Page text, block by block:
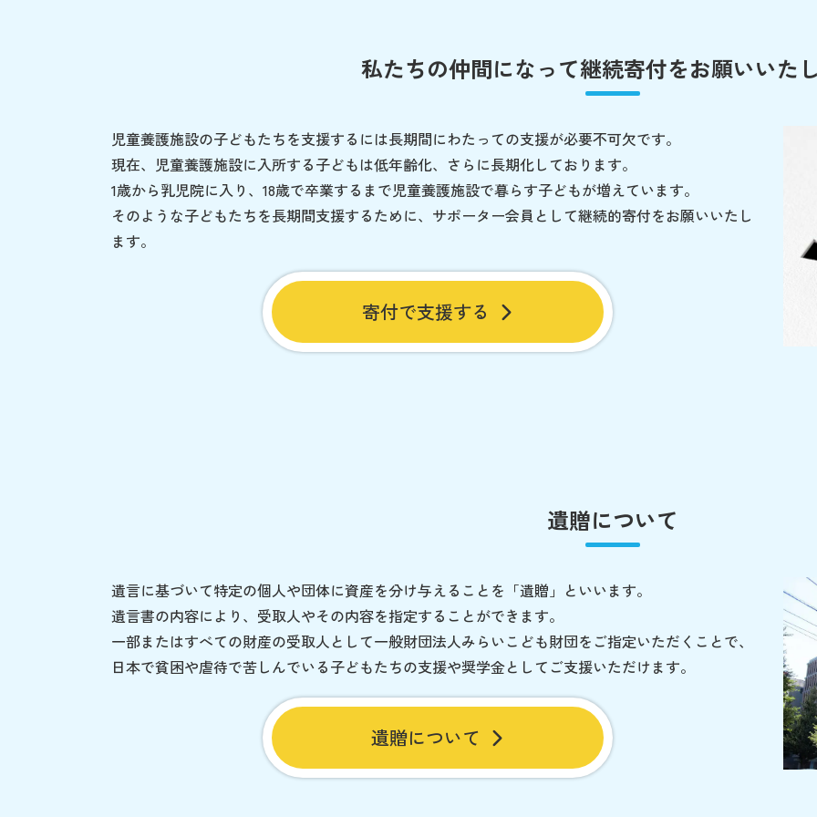
私たちの仲間になって継続寄付をお願いいた
児童養護施設の子どもたちを支援するには長期間にわたっての支援が必要不可欠です。
現在、児童養護施設に入所する子どもは低年齢化、さらに長期化しております。
1歳から乳児院に入り、18歳で卒業するまで児童養護施設で暮らす子どもが増えています。
そのような子どもたちを長期間支援するために、サポーター会員として継続的寄付をお願いいたし
ます。
寄付で支援する
遺贈について
遺言に基づいて特定の個人や団体に資産を分け与えることを「遺贈」といいます。
遺言書の内容により、受取人やその内容を指定することができます。
一部またはすべての財産の受取人として一般財団法人みらいこども財団をご指定いただくことで、
日本で貧困や虐待で苦しんでいる子どもたちの支援や奨学金としてご支援いただけます。
遺贈について